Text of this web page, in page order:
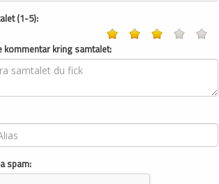
(1-5):
kommentar kring samtalet:
spam: